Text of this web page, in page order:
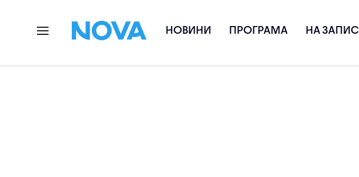
НОВИНИ ПРОГРАМА НА ЗАПИС